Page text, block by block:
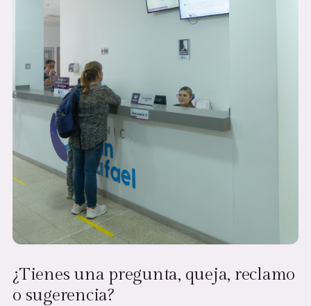
¿Tienes una pregunta, queja, reclamo
o sugerencia?